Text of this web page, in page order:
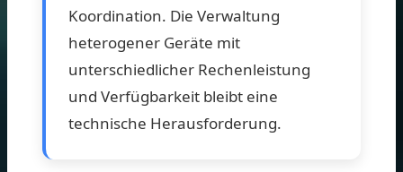
Koordination. Die Verwaltung
heterogener Geräte mit
unterschiedlicher Rechenleistung
und Verfügbarkeit bleibt eine
technische Herausforderung.